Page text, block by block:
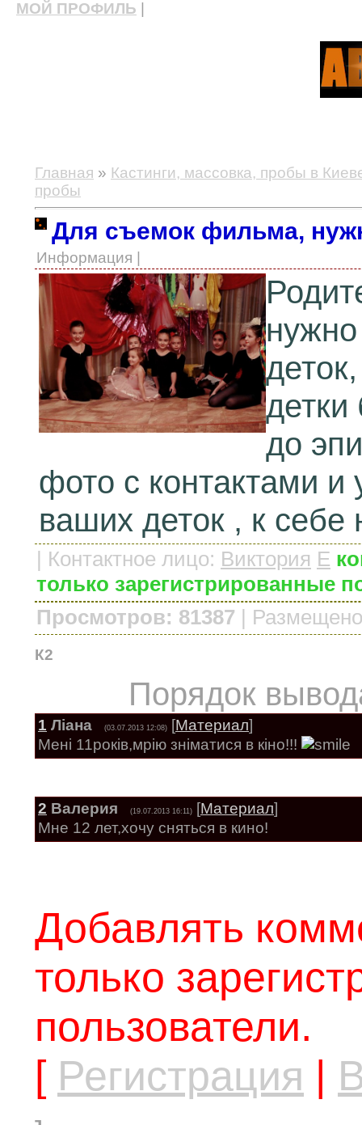
МОЙ ПРОФИЛЬ
Главная » Кастинги, массовка, пробы в
пробы
Для съемок фильма,
Информация |
детки
до
фото с контактами и
ваших деток , к себе
| Контактное лицо: Виктория E
только зарегистрированные
Просмотров: 81387 |
К2
Порядок
1 Ліана (03.07.2013 12:08) [Материал]
Мені 11років,мрію зніматися в кіно!!!
2 Валерия (19.07.2013 16:11) [Материал]
Мне 12 лет,хочу сняться в кино!
Добавлять
только
пользователи.
[ Регистрация |